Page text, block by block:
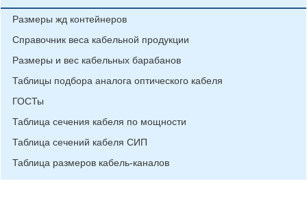
Размеры жд контейнеров
Справочник веса кабельной продукции
Размеры и вес кабельных барабанов
Таблицы подбора аналога оптического кабеля
ГОСТы
Таблица сечения кабеля по мощности
Таблица сечений кабеля СИП
Таблица размеров кабель-каналов